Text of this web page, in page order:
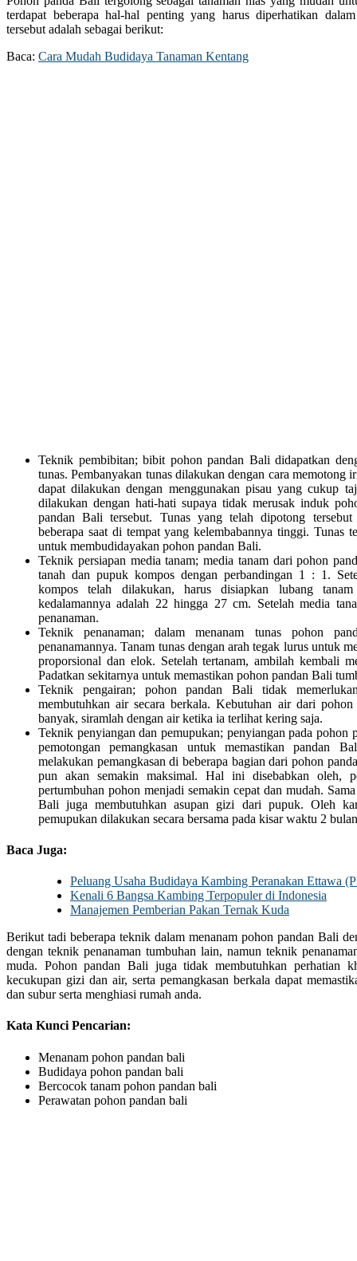
terdapat beberapa hal-hal penting yang harus diperhatikan
tersebut adalah sebagai berikut:
Baca: Cara Mudah Budidaya Tanaman Kentang
Teknik pembibitan; bibit pohon pandan Bali didapatkan
tunas. Pembanyakan tunas dilakukan dengan cara memotong
dapat dilakukan dengan menggunakan pisau yang cukup
dilakukan dengan hati-hati supaya tidak merusak induk
pandan Bali tersebut. Tunas yang telah dipotong
beberapa saat di tempat yang kelembabannya tinggi. Tunas
untuk membudidayakan pohon pandan Bali.
Teknik persiapan media tanam; media tanam dari pohon
tanah dan pupuk kompos dengan perbandingan 1 : 1.
kompos telah dilakukan, harus disiapkan lubang
kedalamannya adalah 22 hingga 27 cm. Setelah media
penanaman.
Teknik penanaman; dalam menanam tunas pohon
penanamannya. Tanam tunas dengan arah tegak lurus untuk
proporsional dan elok. Setelah tertanam, ambilah kembali
Padatkan sekitarnya untuk memastikan pohon pandan Bali
Teknik pengairan; pohon pandan Bali tidak
membutuhkan air secara berkala. Kebutuhan air dari
banyak, siramlah dengan air ketika ia terlihat kering saja.
Teknik penyiangan dan pemupukan; penyiangan pada pohon
pemotongan pemangkasan untuk memastikan pandan
melakukan pemangkasan di beberapa bagian dari pohon
pun akan semakin maksimal. Hal ini disebabkan oleh,
pertumbuhan pohon menjadi semakin cepat dan mudah.
Bali juga membutuhkan asupan gizi dari pupuk. Oleh
pemupukan dilakukan secara bersama pada kisar waktu 2
Baca Juga:
Peluang Usaha Budidaya Kambing Peranakan Ettawa
Kenali 6 Bangsa Kambing Terpopuler di Indonesia
Manajemen Pemberian Pakan Ternak Kuda
Berikut tadi beberapa teknik dalam menanam pohon pandan Bali
dengan teknik penanaman tumbuhan lain, namun teknik
muda. Pohon pandan Bali juga tidak membutuhkan perhatian
kecukupan gizi dan air, serta pemangkasan berkala dapat
dan subur serta menghiasi rumah anda.
Kata Kunci Pencarian:
Menanam pohon pandan bali
Budidaya pohon pandan bali
Bercocok tanam pohon pandan bali
Perawatan pohon pandan bali